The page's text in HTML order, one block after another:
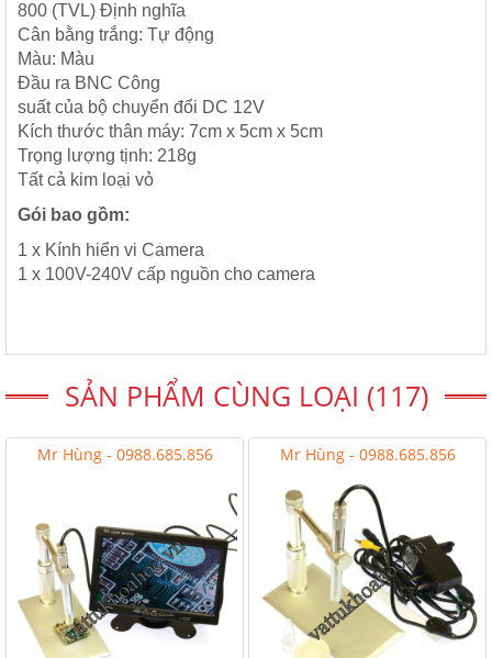
800 (TVL) Định nghĩa
Cân bằng trắng: Tự động
Màu: Màu
Đầu ra BNC Công
suất của bộ chuyển đổi DC 12V
Kích thước thân máy: 7cm x 5cm x 5cm
Trọng lượng tịnh: 218g
Tất cả kim loại vỏ
Gói bao gồm:
1 x Kính hiển vi Camera
1 x 100V-240V cấp nguồn cho camera
SẢN PHẨM CÙNG LOẠI (117)
Mr Hùng - 0988.685.856 Mr Hùng - 0988.685.856